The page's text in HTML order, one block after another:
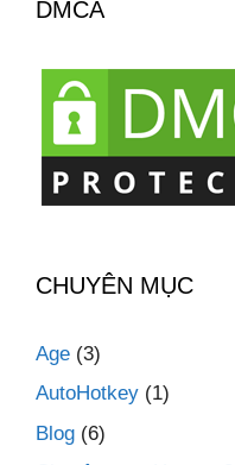
DMCA
CHUYÊN MỤC
Age (3)
AutoHotkey (1)
Blog (6)